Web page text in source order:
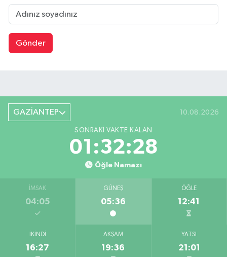
Gönder
GAZİANTEP 10.08.2026
SONRAKI VAKTE KALAN
01:32:28
Öğle Namazı
İMSAK
04:05
GÜNEŞ
05:36
ÖĞLE
12:41
İKINDI
16:27
AKŞAM
19:36
YATSI
21:01